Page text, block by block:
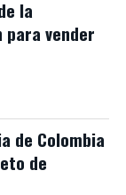
la
para vender
de Colombia
de